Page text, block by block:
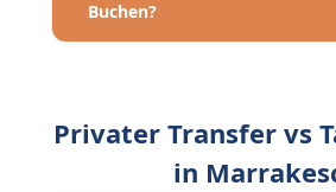
Buchen?
Privater Transfer vs
in